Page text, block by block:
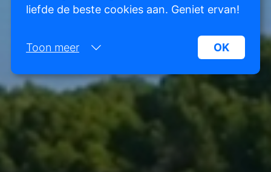
liefde de beste cookies aan. Geniet ervan!
Toon meer OK
Noodzakelijk:
bruikbaarder te maken, door basisfuncties als
paginanavigatie en toegang tot beveiligde
Zonder deze cookies kan de website niet naar
behoren werken.